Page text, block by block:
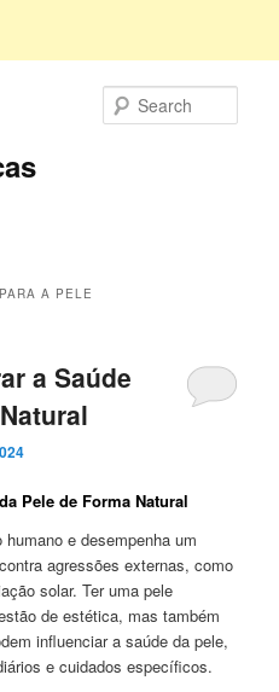
A PELE
a Saúde
Pele de Forma Natural
e desempenha um
agressões externas, como
solar. Ter uma pele
de estética, mas também
influenciar a saúde da pele,
e cuidados específicos.